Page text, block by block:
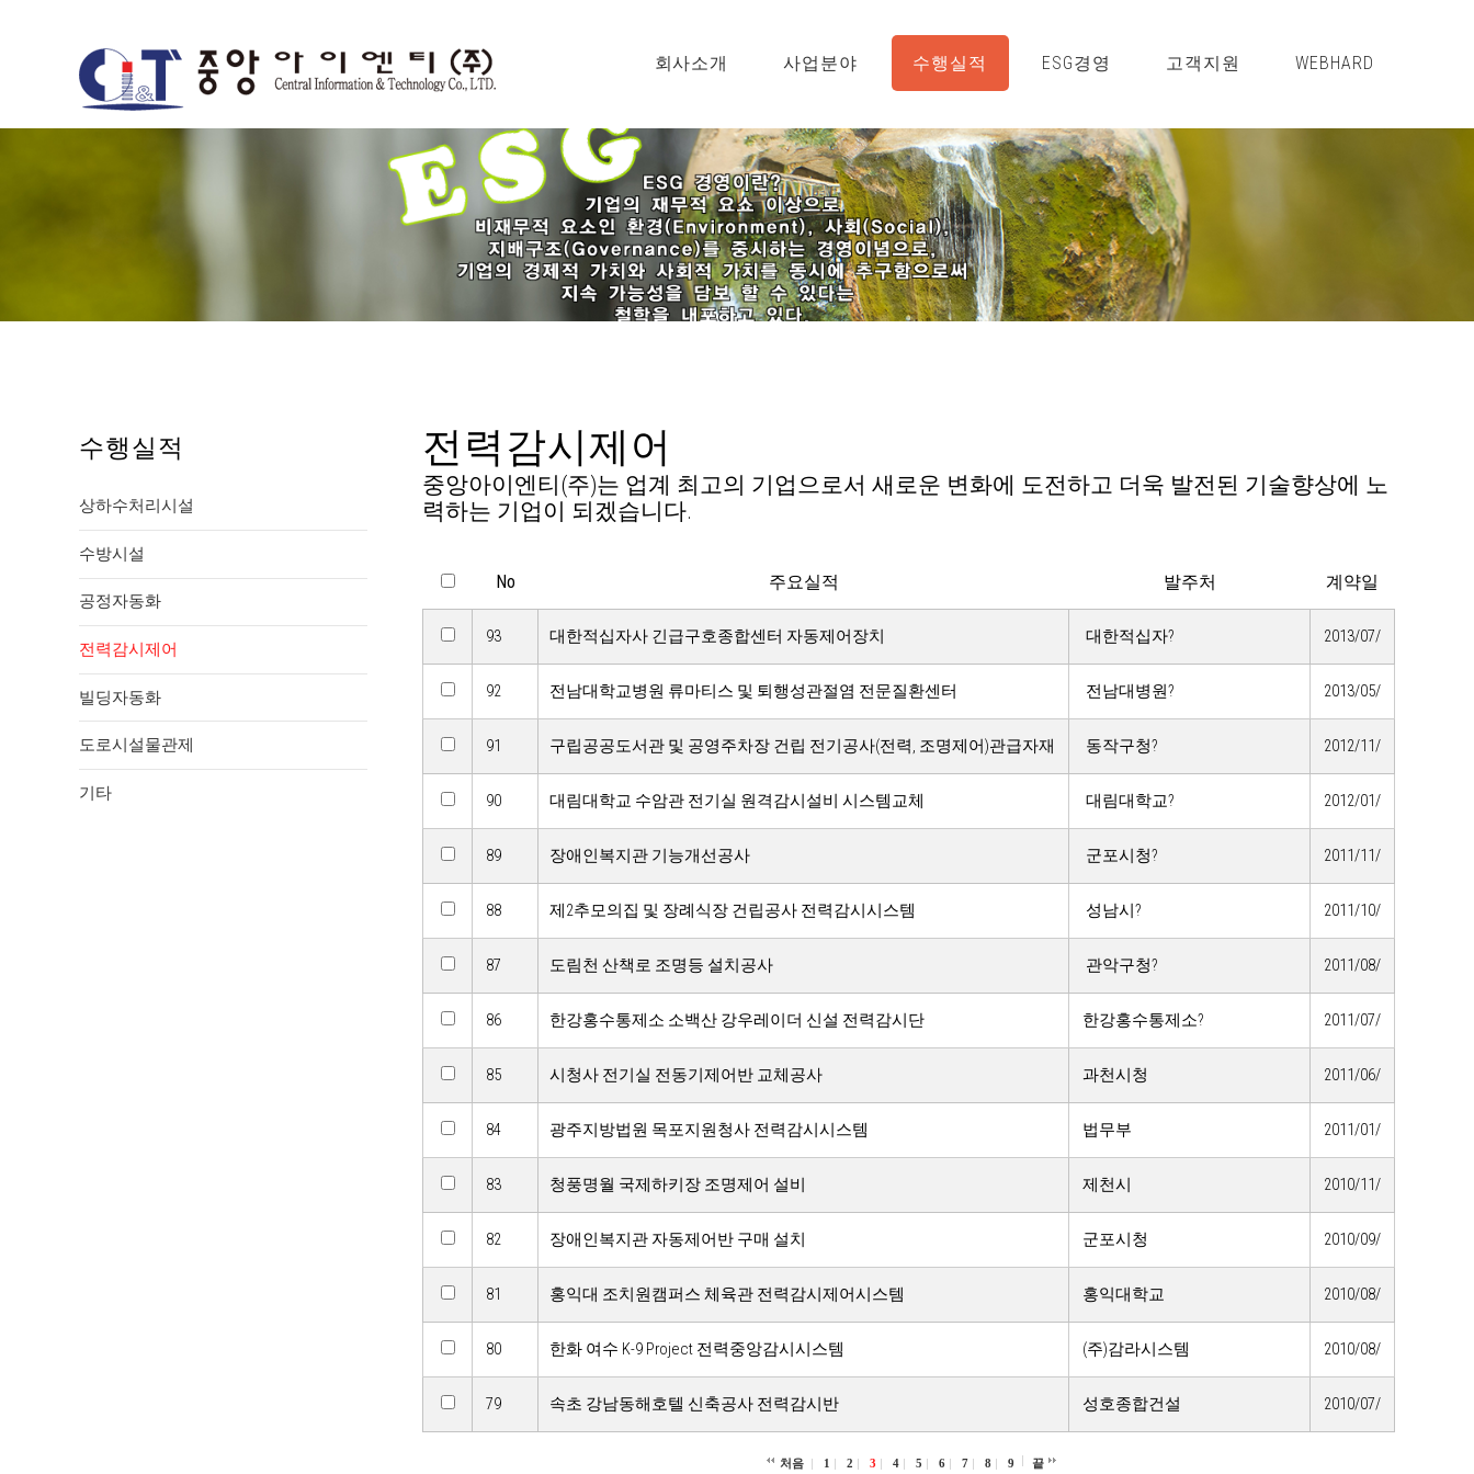
회사소개 사업분야 수행실적 ESG경영 고객지원 WEBHARD
수행실적
상하수처리시설
수방시설
공정자동화
전력감시제어
빌딩자동화
도로시설물관제
기타
전력감시제어
중앙아이엔티(주)는 업계 최고의 기업으로서 새로운 변화에 도전하고 더욱 발전된 기술향상에 노
력하는 기업이 되겠습니다.
No 주요실적 발주처 계약일
93 대한적십자사 긴급구호종합센터 자동제어장치 대한적십자? 2013/07/
92 전남대학교병원 류마티스 및 퇴행성관절염 전문질환센터 전남대병원? 2013/05/
91 구립공공도서관 및 공영주차장 건립 전기공사(전력, 조명제어)관급자재 동작구청? 2012/11/
90 대림대학교 수암관 전기실 원격감시설비 시스템교체 대림대학교? 2012/01/
89 장애인복지관 기능개선공사 군포시청? 2011/11/
88 제2추모의집 및 장례식장 건립공사 전력감시시스템 성남시? 2011/10/
87 도림천 산책로 조명등 설치공사 관악구청? 2011/08/
86 한강홍수통제소 소백산 강우레이더 신설 전력감시단 한강홍수통제소? 2011/07/
85 시청사 전기실 전동기제어반 교체공사 과천시청 2011/06/
84 광주지방법원 목포지원청사 전력감시시스템 법무부 2011/01/
83 청풍명월 국제하키장 조명제어 설비 제천시 2010/11/
82 장애인복지관 자동제어반 구매 설치 군포시청 2010/09/
81 홍익대 조치원캠퍼스 체육관 전력감시제어시스템 홍익대학교 2010/08/
80 한화 여수 K-9 Project 전력중앙감시시스템 (주)감라시스템 2010/08/
79 속초 강남동해호텔 신축공사 전력감시반 성호종합건설 2010/07/
처음 1 2 3 4 5 6 7 8 9 끝